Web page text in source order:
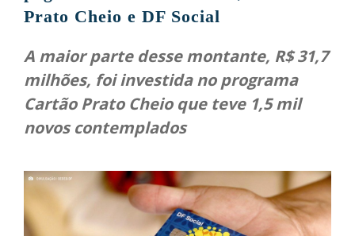
Prato Cheio e DF Social
A maior parte desse montante, R$ 31,7
milhões, foi investida no programa
Cartão Prato Cheio que teve 1,5 mil
novos contemplados